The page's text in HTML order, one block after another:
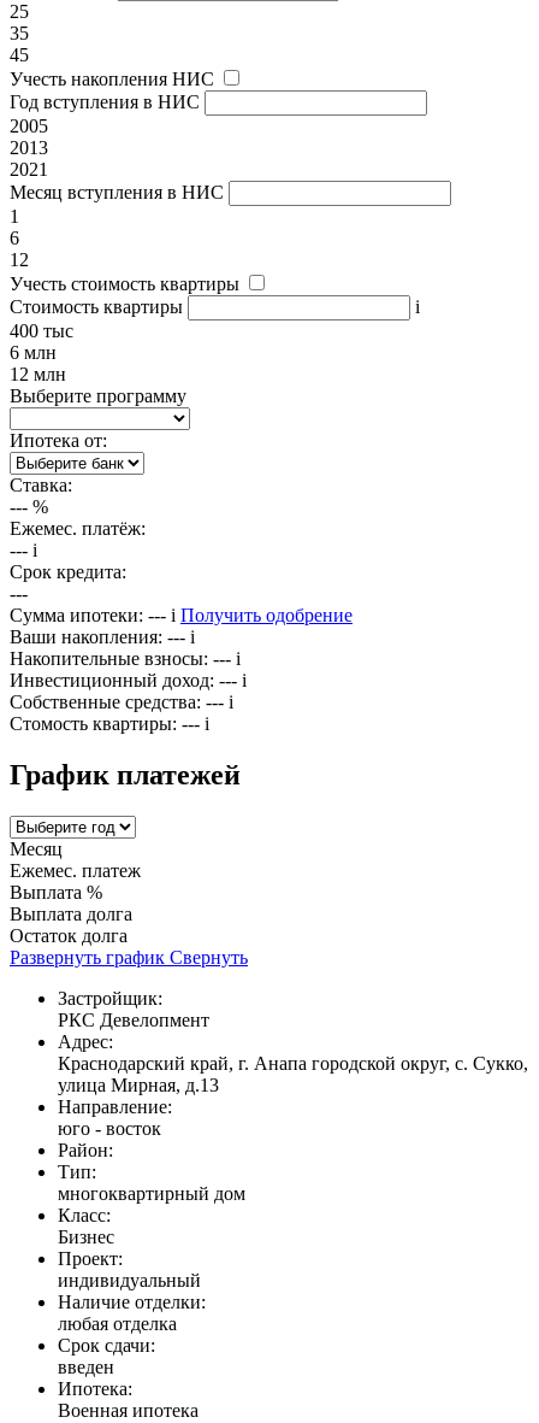
25
35
45
Учесть накопления НИС
Год вступления в НИС
2005
2013
2021
Месяц вступления в НИС
1
6
12
Учесть стоимость квартиры
Стоимость квартиры
i
400 тыс
6 млн
12 млн
Выберите программу
Ипотека от:
Ставка:
--- %
Ежемес. платёж:
--- i
Срок кредита:
---
Сумма ипотеки: --- i Получить одобрение
Ваши накопления: --- i
Накопительные взносы: --- i
Инвестиционный доход: --- i
Собственные средства: --- i
Стомость квартиры: --- i
График платежей
Месяц
Ежемес. платеж
Выплата %
Выплата долга
Остаток долга
Развернуть график Свернуть
Застройщик:
РКС Девелопмент
Адрес:
Краснодарский край, г. Анапа городской округ, с. Сукко,
улица Мирная, д.13
Направление:
юго - восток
Район:
Тип:
многоквартирный дом
Класс:
Бизнес
Проект:
индивидуальный
Наличие отделки:
любая отделка
Срок сдачи:
введен
Ипотека:
Военная ипотека